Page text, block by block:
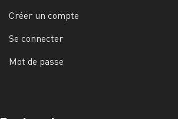
Créer un compte
Se connecter
Mot de passe